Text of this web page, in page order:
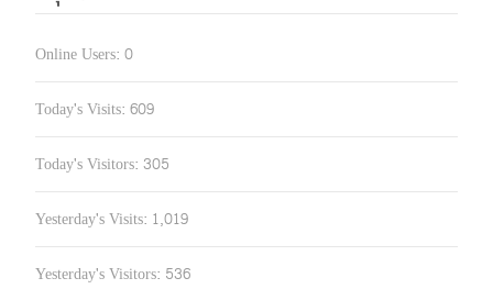
Online Users: 0
Today's Visits: 609
Today's Visitors: 305
Yesterday's Visits: 1,019
Yesterday's Visitors: 536